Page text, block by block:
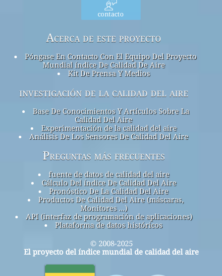
contacto
Acerca de este proyecto
Póngase En Contacto Con El Equipo Del Proyecto
Mundial índice De Calidad De Aire
Kit De Prensa Y Medios
investigación de la calidad del aire
Base De Conocimientos Y Artículos Sobre La
Calidad Del Aire
Experimentación de la calidad del aire
Análisis De Los Sensores De Calidad Del Aire
Preguntas más frecuentes
fuente de datos de calidad del aire
Cálculo Del índice De Calidad Del Aire
Pronóstico De La Calidad Del Aire
Productos De Calidad Del Aire (máscaras,
Monitores ...)
API (interfaz de programación de aplicaciones)
Plataforma de datos históricos
© 2008-2025
El proyecto del índice mundial de calidad del aire